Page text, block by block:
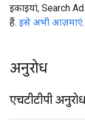
इकाइयां, Search
हैं. इसे अभी आज़माएं.
अनुरोध
एचटीटीपी अनुरोध